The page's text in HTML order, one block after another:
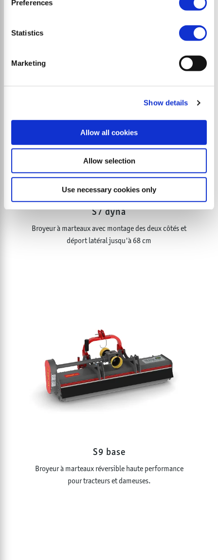
Preferences
Statistics
Marketing
Show details
Allow all cookies
Allow selection
Use necessary cookies only
S7 dyna
Broyeur à marteaux avec montage des deux côtés et
déport latéral jusqu'à 68 cm
S9 base
Broyeur à marteaux réversible haute performance
pour tracteurs et dameuses.